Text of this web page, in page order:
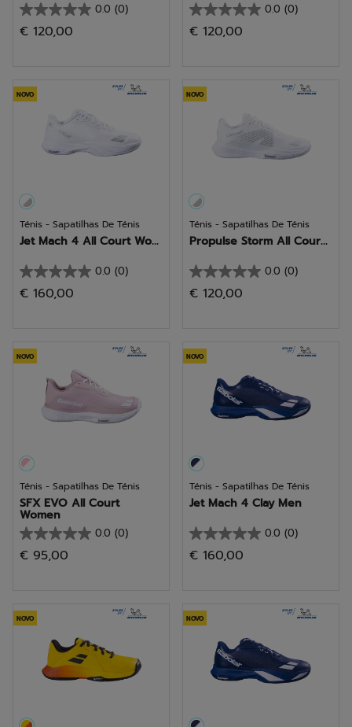
0.0 (0)
0.0
em
€ 120,00
0.0 (0)
0.0
em
€ 120,00
NOVO
Ténis - Sapatilhas De Ténis
Jet Mach 4 All Court Wo...
0.0 (0)
0.0
em
€ 160,00
NOVO
Ténis - Sapatilhas De Ténis
Propulse Storm All Cour...
0.0 (0)
0.0
em
€ 120,00
NOVO
Ténis - Sapatilhas De Ténis
SFX EVO All Court
Women
0.0 (0)
0.0
em
€ 95,00
NOVO
Ténis - Sapatilhas De Ténis
Jet Mach 4 Clay Men
0.0 (0)
0.0
em
€ 160,00
NOVO NOVO